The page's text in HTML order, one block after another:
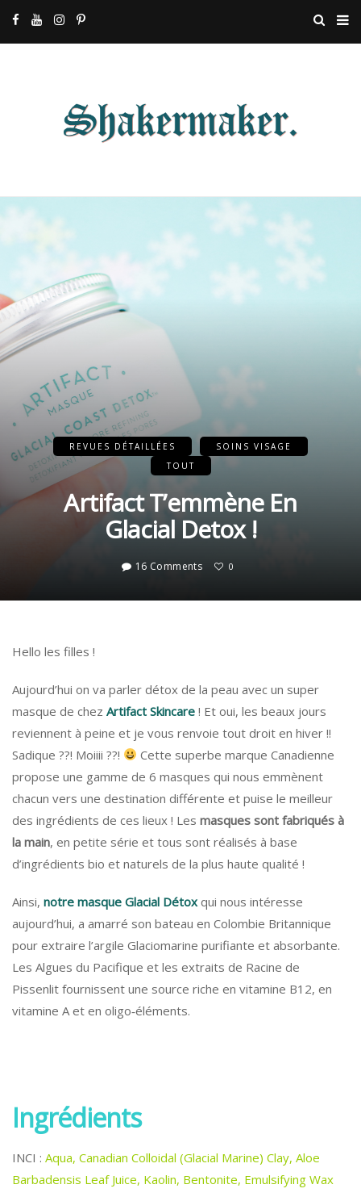
REVUES DÉTAILLÉES
SOINS VISAGE
TOUT
Artifact T’emmène En
Glacial Detox !
16 Comments 0
Hello les filles !
Aujourd’hui on va parler détox de la peau avec un super
masque de chez Artifact Skincare ! Et oui, les beaux jours
reviennent à peine et je vous renvoie tout droit en hiver !!
Sadique ??! Moiiii ??!
Cette superbe marque Canadienne
propose une gamme de 6 masques qui nous emmènent
chacun vers une destination différente et puise le meilleur
des ingrédients de ces lieux ! Les masques sont fabriqués à
la main, en petite série et tous sont réalisés à base
d’ingrédients bio et naturels de la plus haute qualité !
Ainsi, notre masque Glacial Détox qui nous intéresse
aujourd’hui, a amarré son bateau en Colombie Britannique
pour extraire l’argile Glaciomarine purifiante et absorbante.
Les Algues du Pacifique et les extraits de Racine de
Pissenlit fournissent une source riche en vitamine B12, en
vitamine A et en oligo‐éléments.
Ingrédients
INCI : Aqua, Canadian Colloidal (Glacial Marine) Clay, Aloe
Barbadensis Leaf Juice, Kaolin, Bentonite, Emulsifying Wax